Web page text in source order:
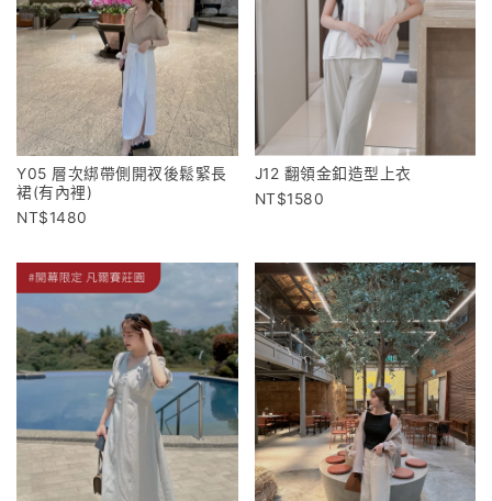
Y05 層次綁帶側開衩後鬆緊長
裙(有內裡)
1480
J12 翻領金釦造型上衣
1580